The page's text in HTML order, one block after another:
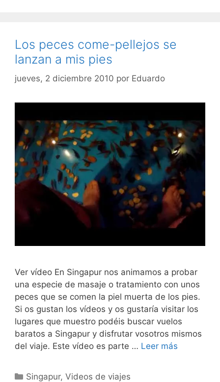
Los peces come-pellejos se
lanzan a mis pies
jueves, 2 diciembre 2010 por Eduardo
Ver vídeo En Singapur nos animamos a probar
una especie de masaje o tratamiento con unos
peces que se comen la piel muerta de los pies.
Si os gustan los vídeos y os gustaría visitar los
lugares que muestro podéis buscar vuelos
baratos a Singapur y disfrutar vosotros mismos
del viaje. Este vídeo es parte … Leer más
Categorías
Singapur,Videos de viajes